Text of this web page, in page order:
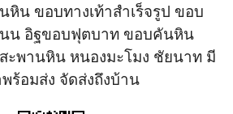
น ขอบทางเท้าสำเร็จรูป ขอบ
น อิฐขอบฟุตบาท ขอบคันหิน
ะพานหิน หนองมะโมง ชัยนาท มี
ร้อมส่ง จัดส่งถึงบ้าน